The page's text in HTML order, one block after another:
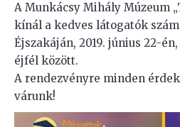
A Munkácsy Mihály Múzeum
kínál a kedves látogatók
Éjszakáján, 2019. június 22-
éjfél között.
A rendezvényre minden
várunk!